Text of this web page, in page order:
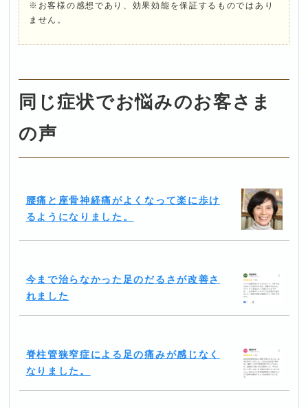
※お客様の感想であり、効果効能を保証するものではあり
ません。
同じ症状でお悩みのお客さま
の声
腰痛と座骨神経痛がよくなって楽に歩け
るようになりました。
今まで治らなかった足のだるさが改善さ
れました
脊柱管狭窄症による足の痛みが感じなく
なりました。